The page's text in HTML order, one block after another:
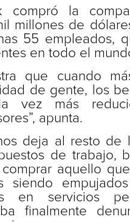
compró la
millones de
55 empleados,
en todo el
que cuando
de gente, los
vez más
apunta.
deja al resto de
de trabajo,
aquello
siendo
en servicios
finalmente